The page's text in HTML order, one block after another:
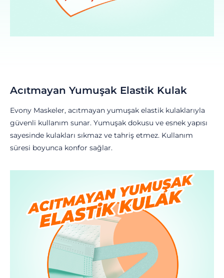
Acıtmayan Yumuşak Elastik Kulak
Evony Maskeler, acıtmayan yumuşak elastik kulaklarıyla
güvenli kullanım sunar. Yumuşak dokusu ve esnek yapısı
sayesinde kulakları sıkmaz ve tahriş etmez. Kullanım
süresi boyunca konfor sağlar.